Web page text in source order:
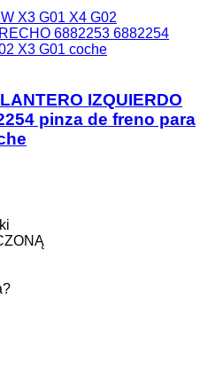
X3 G01 X4 G02
6882253 6882254
X3 G01 coche
IZQUIERDO
pinza de freno para